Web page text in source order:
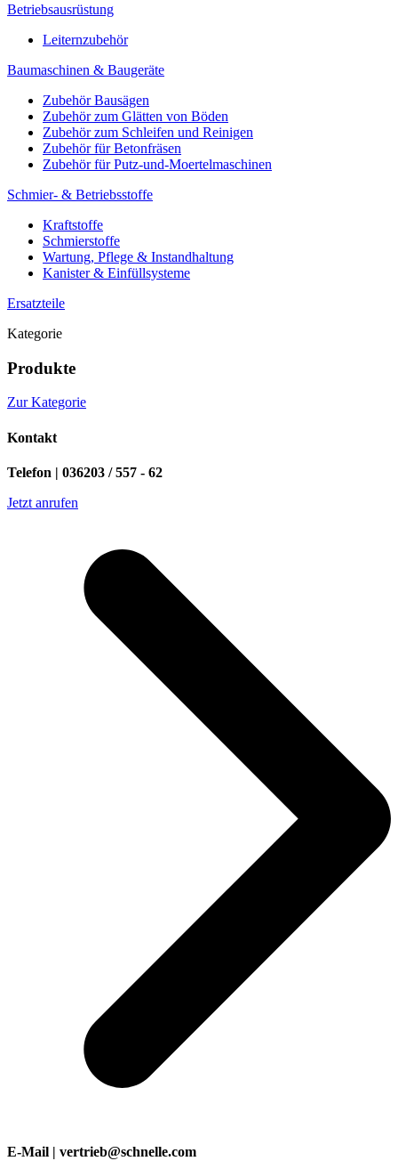
Betriebsausrüstung
Leiternzubehör
Baumaschinen & Baugeräte
Zubehör Bausägen
Zubehör zum Glätten von Böden
Zubehör zum Schleifen und Reinigen
Zubehör für Betonfräsen
Zubehör für Putz-und-Moertelmaschinen
Schmier- & Betriebsstoffe
Kraftstoffe
Schmierstoffe
Wartung, Pflege & Instandhaltung
Kanister & Einfüllsysteme
Ersatzteile
Kategorie
Produkte
Zur Kategorie
Kontakt
Telefon | 036203 / 557 - 62
Jetzt anrufen
E-Mail | vertrieb@schnelle.com